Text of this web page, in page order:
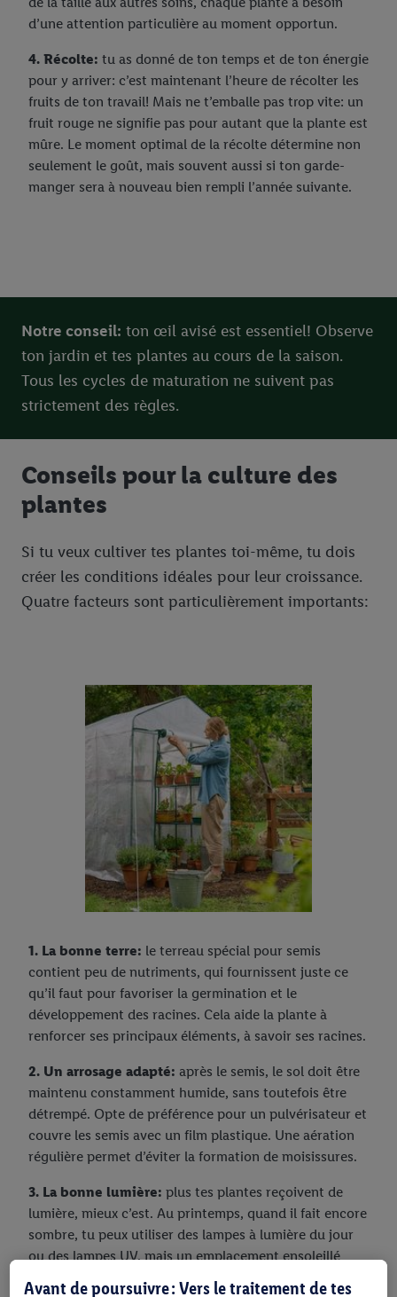
d’une attention particulière au moment opportun.
4. Récolte: tu as donné de ton temps et de ton énergie
pour y arriver: c’est maintenant l’heure de récolter les
fruits de ton travail! Mais ne t’emballe pas trop vite: un
fruit rouge ne signifie pas pour autant que la plante est
mûre. Le moment optimal de la récolte détermine non
seulement le goût, mais souvent aussi si ton garde-
manger sera à nouveau bien rempli l’année suivante.
Notre conseil: ton œil avisé est essentiel! Observe
ton jardin et tes plantes au cours de la saison.
Tous les cycles de maturation ne suivent pas
strictement des règles.
Conseils pour la culture des
plantes
Si tu veux cultiver tes plantes toi-même, tu dois
créer les conditions idéales pour leur croissance.
Quatre facteurs sont particulièrement importants:
1. La bonne terre: le terreau spécial pour semis
contient peu de nutriments, qui fournissent juste ce
qu’il faut pour favoriser la germination et le
développement des racines. Cela aide la plante à
renforcer ses principaux éléments, à savoir ses racines.
2. Un arrosage adapté: après le semis, le sol doit être
maintenu constamment humide, sans toutefois être
détrempé. Opte de préférence pour un pulvérisateur et
couvre les semis avec un film plastique. Une aération
régulière permet d’éviter la formation de moisissures.
3. La bonne lumière: plus tes plantes reçoivent de
lumière, mieux c’est. Au printemps, quand il fait encore
sombre, tu peux utiliser des lampes à lumière du jour
ou des lampes UV, mais un emplacement ensoleillé
orienté sud est également adapté.
Avant de poursuivre : Vers le traitement de tes